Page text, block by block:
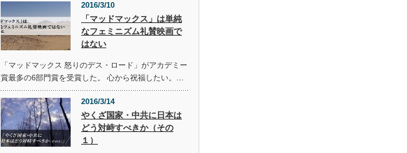
2016/3/10
「マッドマックス」は単純
なフェミニズム礼賛映画で
はない
「マッドマックス 怒りのデス・ロード」がアカデミー
賞最多の6部門賞を受賞した。 心から祝福したい。…
2016/3/14
やくざ国家・中共に日本は
どう対峙すべきか（その
１）